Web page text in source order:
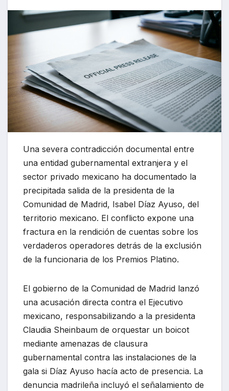
Una severa contradicción documental entre
una entidad gubernamental extranjera y el
sector privado mexicano ha documentado la
precipitada salida de la presidenta de la
Comunidad de Madrid, Isabel Díaz Ayuso, del
territorio mexicano. El conflicto expone una
fractura en la rendición de cuentas sobre los
verdaderos operadores detrás de la exclusión
de la funcionaria de los Premios Platino.
El gobierno de la Comunidad de Madrid lanzó
una acusación directa contra el Ejecutivo
mexicano, responsabilizando a la presidenta
Claudia Sheinbaum de orquestar un boicot
mediante amenazas de clausura
gubernamental contra las instalaciones de la
gala si Díaz Ayuso hacía acto de presencia. La
denuncia madrileña incluyó el señalamiento de